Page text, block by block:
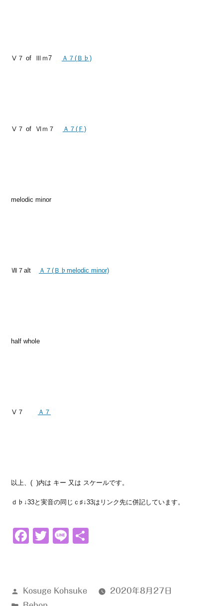
Ⅴ７ of Ⅲｍ7 Ａ７(Ｂ♭)
Ⅴ７ of Ⅵｍ７ Ａ７(Ｆ)
melodic minor
Ⅶ７alt Ａ７(Ｂ♭melodic minor)
half whole
Ⅴ７ Ａ７
以上、( )内は キー 又は スケールです。
ｄ♭↓33と実音の同じｃ♯↓33はリンク先に併記しています。
Facebook
Twitter
Line
投
稿
Kosuge Kohsuke
2020年8月27日